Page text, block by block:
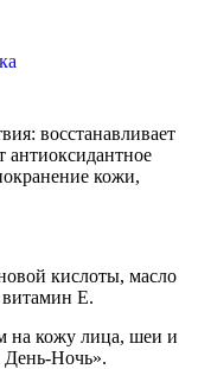
восстанавливает
антиоксидантное
кожи,
кислоты, масло
витамин Е.
на кожу лица, шеи и
День-Ночь».